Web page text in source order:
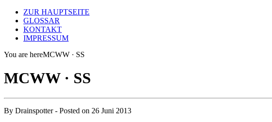
ZUR HAUPTSEITE
GLOSSAR
KONTAKT
IMPRESSUM
You are hereMCWW · SS
MCWW · SS
By Drainspotter- Posted on 26 Juni 2013